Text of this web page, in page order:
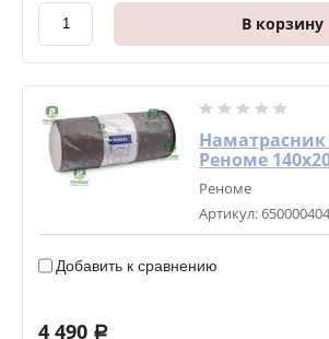
В корзину
Наматрасник
Реноме
Реноме
Артикул:
Добавить к сравнению
4 490 a